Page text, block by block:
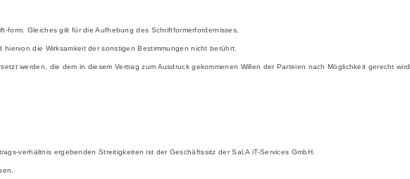
form. Gleiches gilt für die Aufhebung des Schriftformerfordernisses.
die Wirksamkeit der sonstigen Bestimmungen nicht berührt.
werden, die dem in diesem Vertrag zum Ausdruck gekommenen Willen der Parteien nach Möglichkeit gerecht wird.
verhältnis ergebenden Streitigkeiten ist der Geschäftssitz der Sal.A iT-Services GmbH.